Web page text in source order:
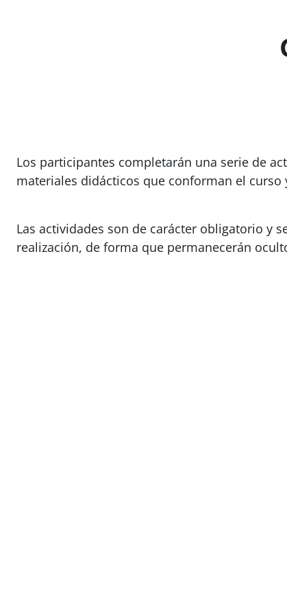
Los participantes completarán una serie de
materiales didácticos que conforman el
Las actividades son de carácter obligatorio y
realización, de forma que permanecerán